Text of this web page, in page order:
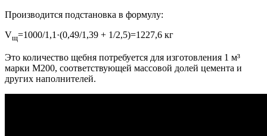
Производится подстановка в формулу:
Vщ=1000/1,1·(0,49/1,39 + 1/2,5)=1227,6 кг
Это количество щебня потребуется для изготовления 1 м³
марки М200, соответствующей массовой долей цемента и
других наполнителей.